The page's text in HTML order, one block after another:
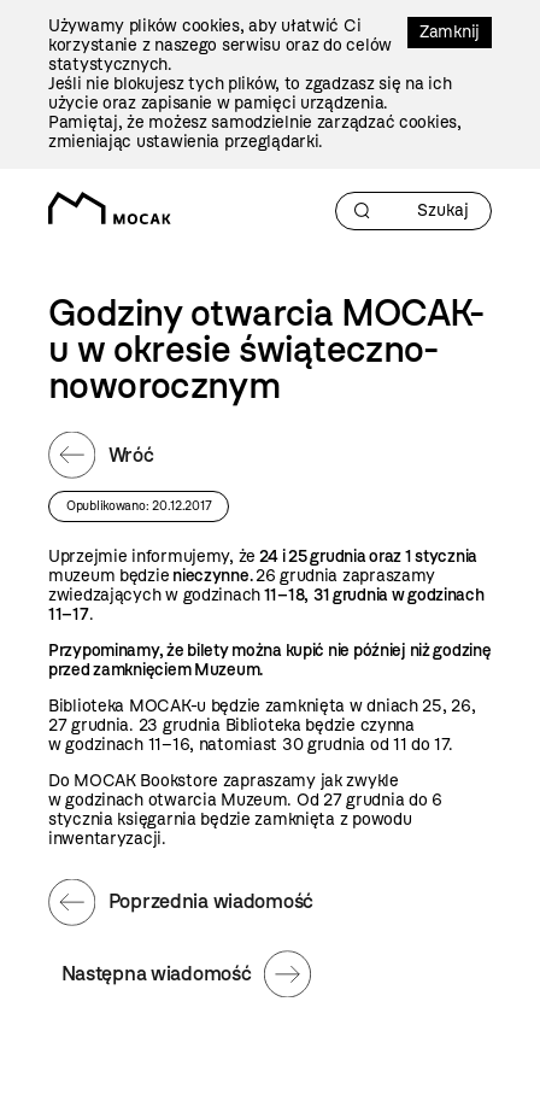
Zamknij
Używamy plików cookies, aby ułatwić Ci
korzystanie z naszego serwisu oraz do celów
statystycznych.
Jeśli nie blokujesz tych plików, to zgadzasz się na ich
użycie oraz zapisanie w pamięci urządzenia.
Pamiętaj, że możesz samodzielnie zarządzać cookies,
zmieniając ustawienia przeglądarki.
Godziny otwarcia MOCAK-
u w okresie świąteczno-
noworocznym
Wróć
Opublikowano: 20.12.2017
Uprzejmie informujemy, że 24 i 25 grudnia oraz 1 stycznia
muzeum będzie nieczynne.26 grudnia zapraszamy
zwiedzających w godzinach11–18, 31 grudnia w godzinach
11–17.
Przypominamy, że bilety można kupić nie później niż godzinę
przed zamknięciem Muzeum.
Biblioteka MOCAK-u będzie zamknięta w dniach 25, 26,
27 grudnia. 23 grudnia Biblioteka będzie czynna
w godzinach 11–16, natomiast 30 grudnia od 11 do 17.
Do MOCAK Bookstore zapraszamy jak zwykle
w godzinach otwarcia Muzeum. Od 27 grudnia do 6
stycznia księgarnia będzie zamknięta z powodu
inwentaryzacji.
Następna wiadomość
Poprzednia wiadomość